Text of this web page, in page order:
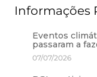
Informações
Eventos
passaram a
07/07/2026